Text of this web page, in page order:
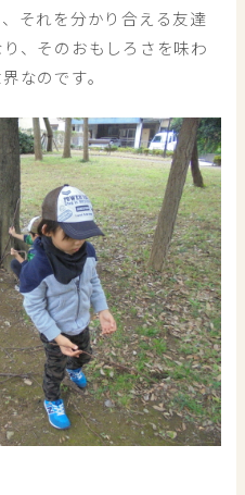
それを分かり合える友達
、そのおもしろさを味わ
なのです。